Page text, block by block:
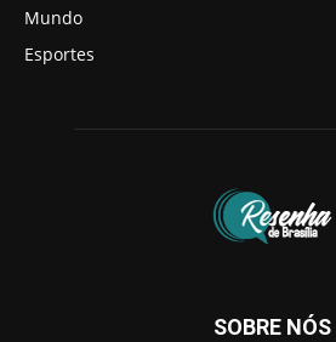
Mundo
Esportes
SOBRE NÓS